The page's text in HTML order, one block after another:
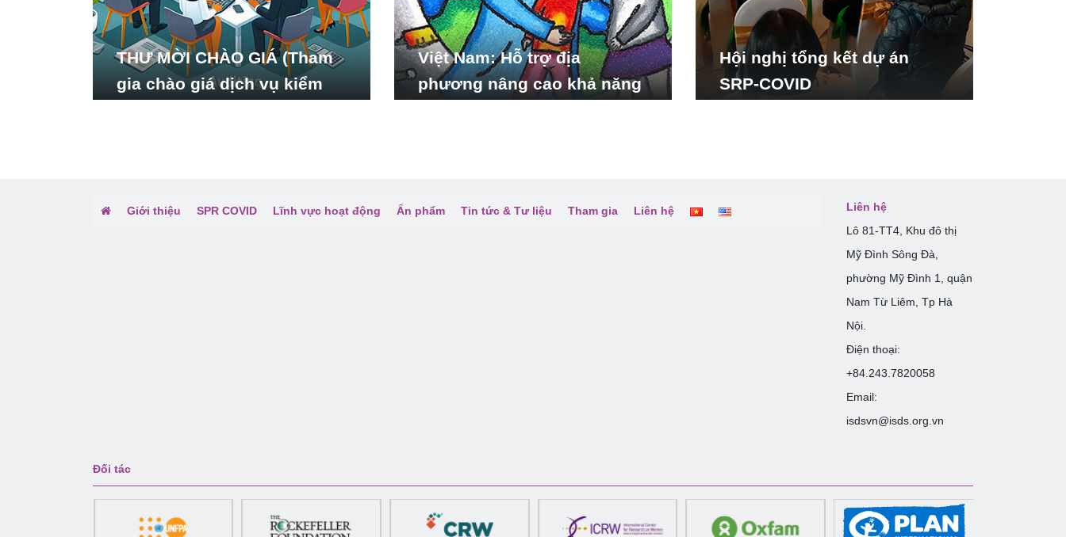
THƯ MỜI CHÀO GIÁ (Tham
gia chào giá dịch vụ kiểm
Việt Nam: Hỗ trợ địa
phương nâng cao khả năng
Hội nghị tổng kết dự án
SRP-COVID
Giới thiệu SPR COVID Lĩnh vực hoạt động Ấn phẩm Tin tức & Tư liệu Tham gia Liên hệ
Liên hệ
Lô 81-TT4, Khu đô thị
Mỹ Đình Sông Đà,
phường Mỹ Đình 1, quận
Nam Từ Liêm, Tp Hà
Nội.
Điện thoại:
+84.243.7820058
Email:
isdsvn@isds.org.vn
Đối tác